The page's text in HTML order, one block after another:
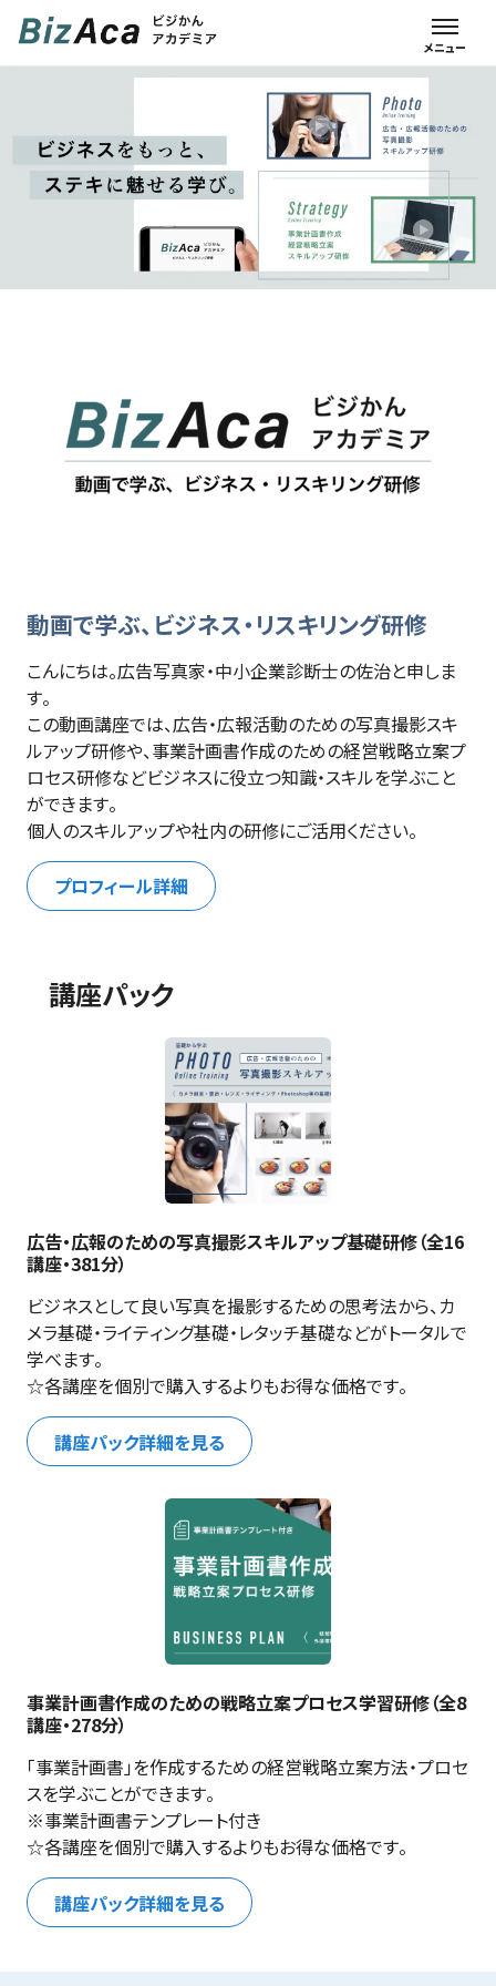
動画で学ぶ、ビジネス・リスキリング研修
こんにちは。広告写真家・中小企業診断士の佐治と申しま
す。
この動画講座では、広告・広報活動のための写真撮影スキ
ルアップ研修や、事業計画書作成のための経営戦略立案プ
ロセス研修などビジネスに役立つ知識・スキルを学ぶこと
ができます。
個人のスキルアップや社内の研修にご活用ください。
プロフィール詳細
講座パック
広告・広報のための写真撮影スキルアップ基礎研修（全16
講座・381分）
ビジネスとして良い写真を撮影するための思考法から、カ
メラ基礎・ライティング基礎・レタッチ基礎などがトータルで
学べます。
☆各講座を個別で購入するよりもお得な価格です。
講座パック詳細を見る
事業計画書作成のための戦略立案プロセス学習研修（全8
講座・278分）
「事業計画書」を作成するための経営戦略立案方法・プロセ
スを学ぶことができます。
※事業計画書テンプレート付き
☆各講座を個別で購入するよりもお得な価格です。
講座パック詳細を見る